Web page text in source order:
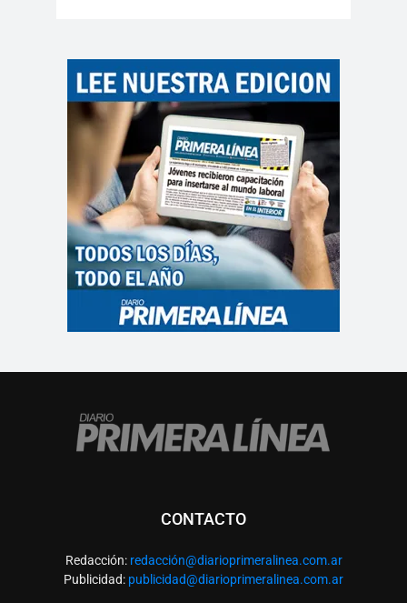
CONTACTO
Redacción: redacción@diarioprimeralinea.com.ar
Publicidad: publicidad@diarioprimeralinea.com.ar